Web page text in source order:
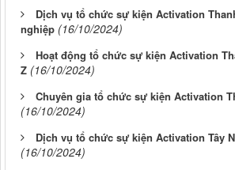
Dịch vụ tổ chức sự kiện Activation
nghiệp (16/10/2024)
Hoạt động tổ chức sự kiện Activation
Z (16/10/2024)
Chuyên gia tổ chức sự kiện Activation
(16/10/2024)
Dịch vụ tổ chức sự kiện Activation Tây
(16/10/2024)